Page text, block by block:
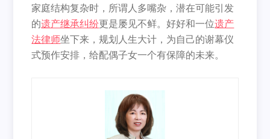
家庭结构复杂时，所谓人多嘴杂，潜在可能引发
的遗产继承纠纷更是屡见不鲜。好好和一位遗产
法律师坐下来，规划人生大计，为自己的谢幕仪
式预作安排，给配偶子女一个有保障的未来。